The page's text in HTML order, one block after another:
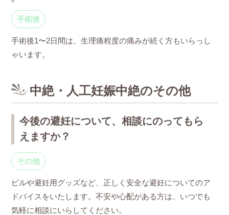
手術後
手術後1〜2日間は、生理痛程度の痛みが続く方もいらっし
ゃいます。
中絶・人工妊娠中絶のその他
今後の避妊について、相談にのってもら
えますか？
その他
ピルや避妊用グッズなど、正しく安全な避妊についてのア
ドバイスをいたします。不安や心配がある方は、いつでも
気軽に相談にいらしてください。